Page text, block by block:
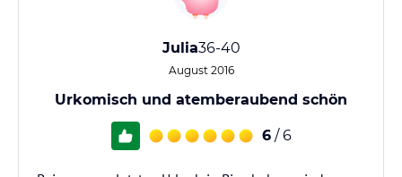
Julia36-40
August 2016
Urkomisch und atemberaubend schön
6 / 6